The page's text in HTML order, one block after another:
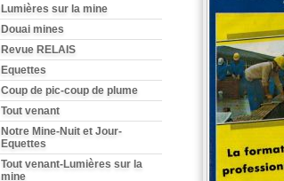
Lumières sur la mine
Douai mines
Revue RELAIS
Equettes
Coup de pic-coup de plume
Tout venant
Notre Mine-Nuit et Jour-
Equettes
Tout venant-Lumières sur la
mine